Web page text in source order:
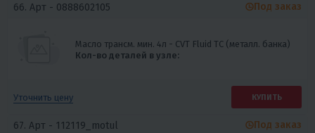
66. Арт - 0888602105
Масло трансм. мин. 4л - CVT Fluid TC (металл. банка)
Кол-во деталей в узле:
Под заказ
Уточнить цену КУПИТЬ
67. Арт - 112119_motul Под заказ